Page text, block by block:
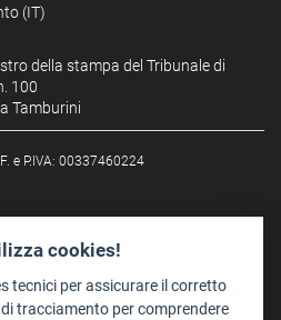
(IT)
della stampa del Tribunale di
100
Tamburini
e P.IVA: 00337460224
cookies!
tecnici per assicurare il corretto
tracciamento per comprendere